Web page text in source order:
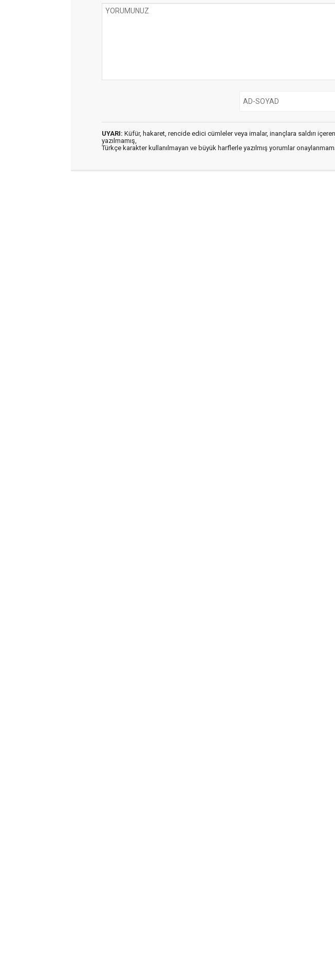
UYARI: Küfür, hakaret, rencide edici cümleler veya imalar, inançlara saldırı
yazılmamış,
Türkçe karakter kullanılmayan ve büyük harflerle yazılmış yorumlar